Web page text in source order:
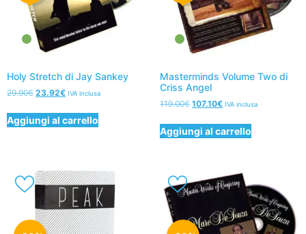
Holy Stretch di Jay Sankey
29.90€ 23.92€ IVA inclusa
Aggiungi al carrello
Masterminds Volume Two di
Criss Angel
119.00€ 107.10€ IVA inclusa
Aggiungi al carrello